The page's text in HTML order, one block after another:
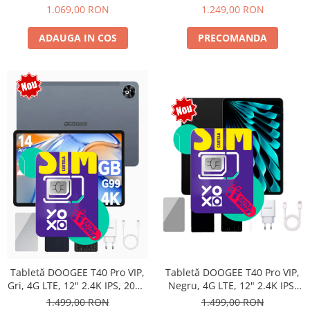
Android 15, Unisoc T615,
Stylus, Face Unlock, Dual SIM
1.069,00 RON
ADAUGA IN COS
10800mAh, 33W, Android 14,
1.249,00 RON
PRECOMANDA
Tabletă DOOGEE T40 Pro VIP,
Gri, 4G LTE, 12" 2.4K IPS, 20GB
RAM (8GB + 12GB extensibili),
1.499,00 RON
Tabletă DOOGEE T40 Pro VIP,
Negru, 4G LTE, 12" 2.4K IPS,
20GB RAM (8GB + 12GB
1.499,00 RON